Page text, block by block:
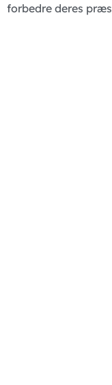
forbedre deres